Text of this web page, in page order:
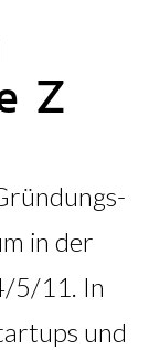
Z
in der
5/11. In
und